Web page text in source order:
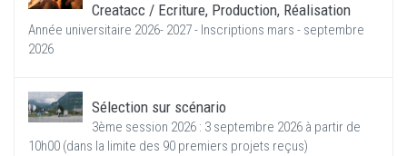
Creatacc / Ecriture, Production, Réalisation
Année universitaire 2026- 2027 - Inscriptions mars - septembre
2026
Sélection sur scénario
3ème session 2026 : 3 septembre 2026 à partir de
10h00 (dans la limite des 90 premiers projets reçus)